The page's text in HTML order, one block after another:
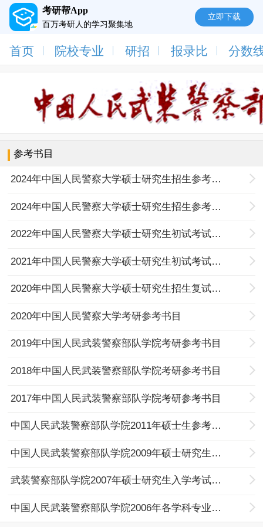
考研帮App
百万考研人的学习聚集地
立即下载
首页 院校专业 研招 报录比 分数
参考书目
2024年中国人民警察大学硕士研究生招生参考书目
2024年中国人民警察大学硕士研究生招生参考书目
2022年中国人民警察大学硕士研究生初试考试科目及参考书目
2021年中国人民警察大学硕士研究生初试考试科目及参考书目
2020年中国人民警察大学硕士研究生招生复试笔试参考书目
2020年中国人民警察大学考研参考书目
2019年中国人民武装警察部队学院考研参考书目
2018年中国人民武装警察部队学院考研参考书目
2017年中国人民武装警察部队学院考研参考书目
中国人民武装警察部队学院2011年硕士生参考书目
中国人民武装警察部队学院2009年硕士研究生招生参考书目
武装警察部队学院2007年硕士研究生入学考试参考书目
中国人民武装警察部队学院2006年各学科专业考试参考书目